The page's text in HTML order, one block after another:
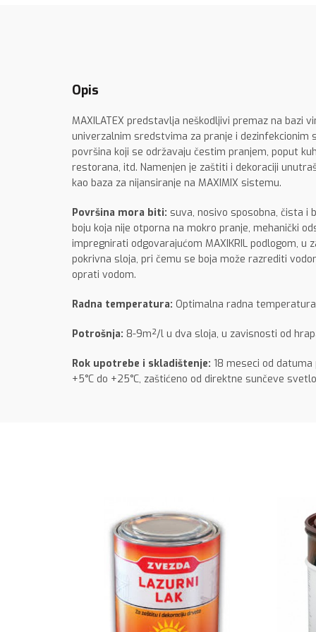
Opis
MAXILATEX predstavlja neškodljivi premaz na bazi
univerzalnim sredstvima za pranje i dezinfekcionim
površina koji se održavaju čestim pranjem, poput
restorana, itd. Namenjen je zaštiti i dekoraciji
kao baza za nijansiranje na MAXIMIX sistemu.
Površina mora biti: suva, nosivo sposobna, čista i
boju koja nije otporna na mokro pranje, mehanički
impregnirati odgovarajućom MAXIKRIL podlogom,
pokrivna sloja, pri čemu se boja može razrediti
oprati vodom.
Radna temperatura: Optimalna radna temperatura
Potrošnja: 8-9m²/l u dva sloja, u zavisnosti od
Rok upotrebe i skladištenje: 18 meseci od
+5°C do +25°C, zaštićeno od direktne sunčeve